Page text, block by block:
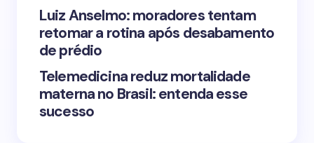
Luiz Anselmo: moradores tentam
retomar a rotina após desabamento
de prédio
Telemedicina reduz mortalidade
materna no Brasil: entenda esse
sucesso